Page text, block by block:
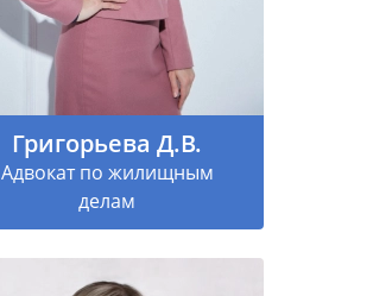
Григорьева Д.В.
Адвокат по жилищным
делам